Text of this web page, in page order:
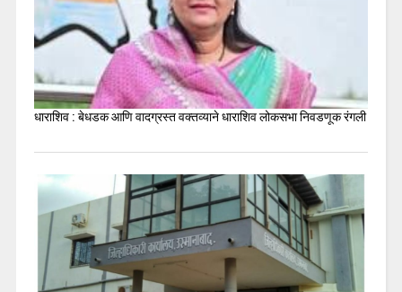
धाराशिव : बेधडक आणि वादग्रस्त वक्तव्याने धाराशिव लोकसभा निवडणूक रंगली